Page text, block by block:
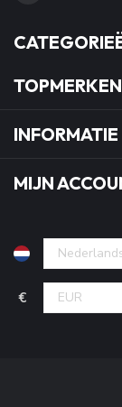
TOPMERKEN
INFORMATIE
MIJN
€